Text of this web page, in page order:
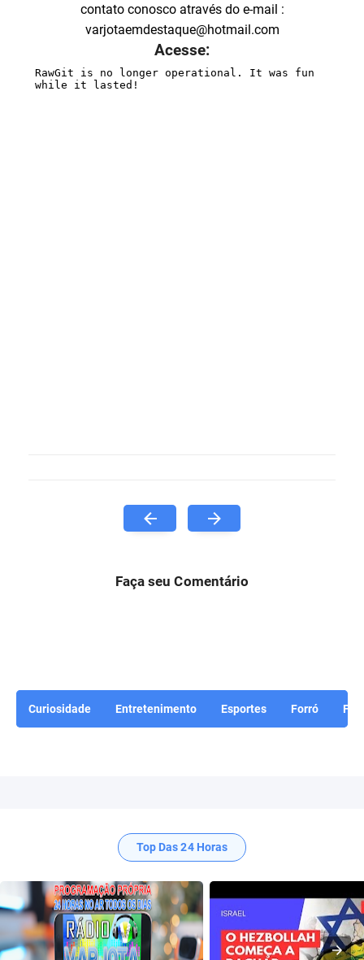
contato conosco através do e-mail :
varjotaemdestaque@hotmail.com
Acesse:
Faça seu Comentário
Curiosidade Entretenimento Esportes Forró
Top Das 24 Horas